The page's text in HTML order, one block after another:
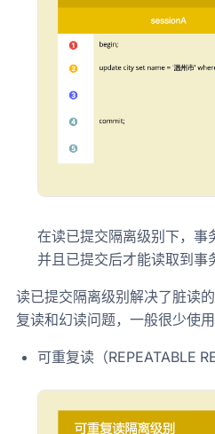
在读已提交隔离级别下，事
并且已提交后才能读取到事
读已提交隔离级别解决了脏读
复读和幻读问题，一般很少使用
可重复读（REPEATABLE